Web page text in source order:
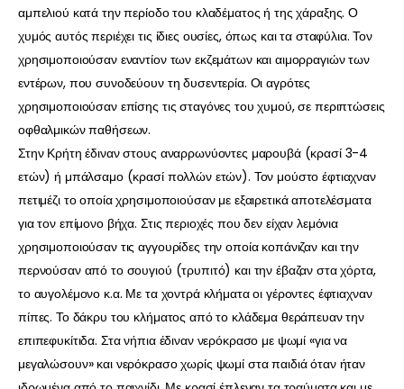
αμπελιού κατά την περίοδο του κλαδέματος ή της χάραξης. Ο
χυμός αυτός περιέχει τις ίδιες ουσίες, όπως και τα σταφύλια. Τον
χρησιμοποιούσαν εναντίον των εκζεμάτων και αιμορραγιών των
εντέρων, που συνοδεύουν τη δυσεντερία. Οι αγρότες
χρησιμοποιούσαν επίσης τις σταγόνες του χυμού, σε περιπτώσεις
οφθαλμικών παθήσεων.
Στην Κρήτη έδιναν στους αναρρωνύοντες μαρουβά (κρασί 3-4
ετών) ή μπάλσαμο (κρασί πολλών ετών). Τον μούστο έφτιαχναν
πετιμέζι το οποία χρησιμοποιούσαν με εξαιρετικά αποτελέσματα
για τον επίμονο βήχα. Στις περιοχές που δεν είχαν λεμόνια
χρησιμοποιούσαν τις αγγουρίδες την οποία κοπάνιζαν και την
περνούσαν από το σουγιού (τρυπιτό) και την έβαζαν στα χόρτα,
το αυγολέμονο κ.α. Με τα χοντρά κλήματα οι γέροντες έφτιαχναν
πίπες. Το δάκρυ του κλήματος από το κλάδεμα θεράπευαν την
επιπεφυκίτιδα. Στα νήπια έδιναν νερόκρασο με ψωμί «για να
μεγαλώσουν» και νερόκρασο χωρίς ψωμί στα παιδιά όταν ήταν